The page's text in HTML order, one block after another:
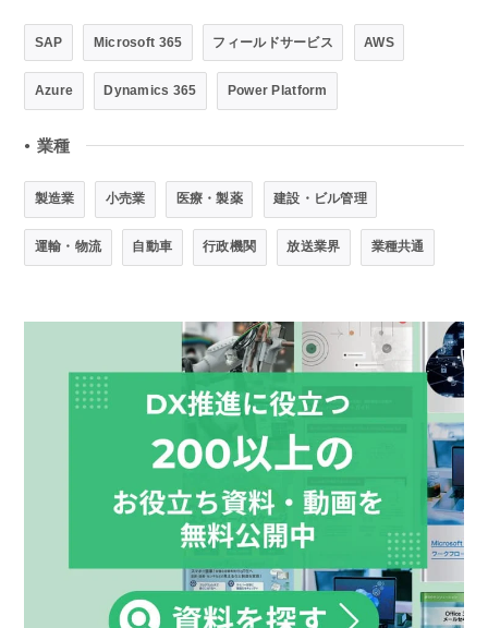
SAP Microsoft 365 フィールドサービス AWS
Azure Dynamics 365 Power Platform
● 業種
製造業 小売業 医療・製薬 建設・ビル管理
運輸・物流 自動車 行政機関 放送業界 業種共通